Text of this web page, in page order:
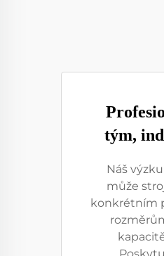
tým,
Náš
může
konkrétním